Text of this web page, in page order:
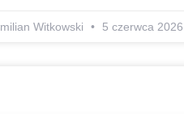
Witkowski 5 czerwca 2026